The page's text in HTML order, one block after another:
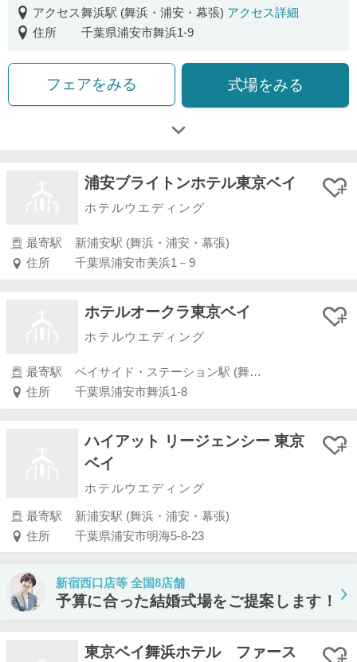
アクセス舞浜駅 (舞浜・浦安・幕張) アクセス詳細
住所
千葉県浦安市舞浜1-9
フェアをみる 式場をみる
浦安ブライトンホテル東京ベイ
ホテルウエディング
最寄駅
新浦安駅 (舞浜・浦安・幕張)
住所
千葉県浦安市美浜1－9
ホテルオークラ東京ベイ
ホテルウエディング
最寄駅
ベイサイド・ステーション駅 (舞浜・浦安・幕張)
住所
千葉県浦安市舞浜1-8
ハイアット リージェンシー 東京
ベイ
ホテルウエディング
最寄駅
新浦安駅 (舞浜・浦安・幕張)
住所
千葉県浦安市明海5-8-23
新宿西口店等 全国8店舗
予算に合った結婚式場をご提案します！
東京ベイ舞浜ホテル ファース